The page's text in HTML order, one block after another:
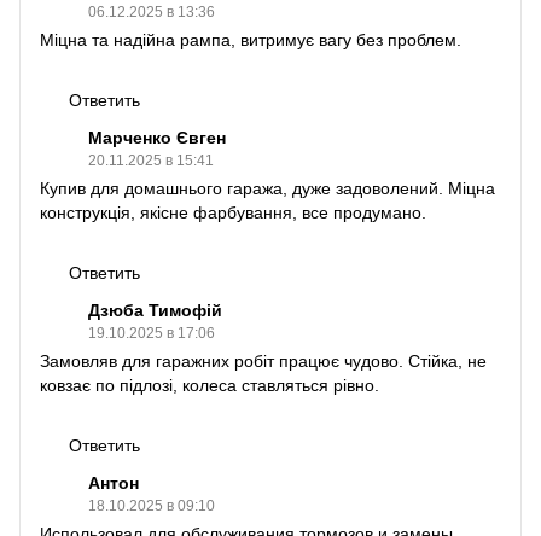
06.12.2025 в 13:36
Міцна та надійна рампа, витримує вагу без проблем.
Ответить
Марченко Євген
20.11.2025 в 15:41
Купив для домашнього гаража, дуже задоволений. Міцна
конструкція, якісне фарбування, все продумано.
Ответить
Дзюба Тимофій
19.10.2025 в 17:06
Замовляв для гаражних робіт працює чудово. Стійка, не
ковзає по підлозі, колеса ставляться рівно.
Ответить
Антон
18.10.2025 в 09:10